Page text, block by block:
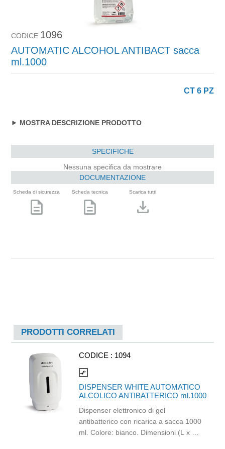
CODICE 1096
AUTOMATIC ALCOHOL ANTIBACT sacca
ml.1000
CT 6 PZ
MOSTRA DESCRIZIONE PRODOTTO
SPECIFICHE
Nessuna specifica da mostrare
DOCUMENTAZIONE
Scheda di sicurezza
description
Scheda tecnica
description
Scarica tutti
download
PRODOTTI CORRELATI
CODICE : 1094
compare_arrows
DISPENSER WHITE AUTOMATICO
ALCOLICO ANTIBATTERICO ml.1000
Dispenser elettronico di gel
antibatterico con ricarica a sacca 1000
ml. Colore: bianco. Dimensioni (L x H